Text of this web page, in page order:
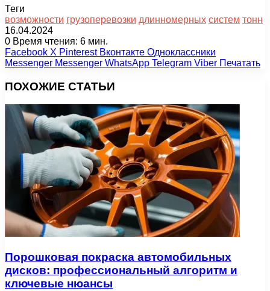
Теги
возможности грузоперевозки длинномерных систем тонн
16.04.2024
0 Время чтения: 6 мин.
Facebook X Pinterest Вконтакте Одноклассники
Messenger Messenger WhatsApp Telegram Viber Печатать
ПОХОЖИЕ СТАТЬИ
Порошковая покраска автомобильных
дисков: профессиональный алгоритм и
ключевые нюансы